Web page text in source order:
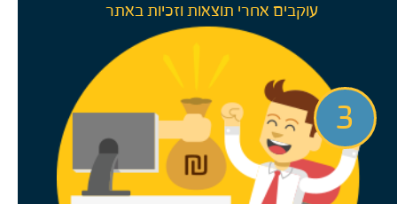
עוקבים אחרי תוצאות וזכיות באתר
3